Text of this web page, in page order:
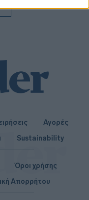
Αγορές
Sustainability
Όροι χρήσης
Απορρήτου